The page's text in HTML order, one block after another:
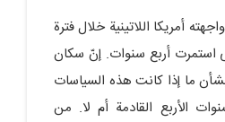
أمریکا اللاتینیة خلال فترة
استمرت أربع سنوات. إنّ سکان
ما إذا کانت هذه السیاسات
الأربع القادمة أم لا. من